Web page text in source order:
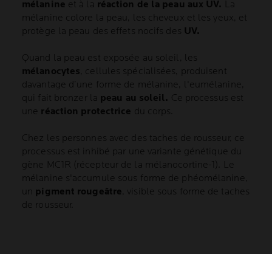
mélanine et à la réaction de la peau aux UV. La
mélanine colore la peau, les cheveux et les yeux, et
protège la peau des effets nocifs des UV.
Quand la peau est exposée au soleil, les
mélanocytes , cellules spécialisées, produisent
davantage d’une forme de mélanine, l'eumélanine,
qui fait bronzer la peau au soleil. Ce processus est
une réaction protectrice du corps.
Chez les personnes avec des taches de rousseur, ce
processus est inhibé par une variante génétique du
gène MC1R (récepteur de la mélanocortine-1). Le
mélanine s'accumule sous forme de phéomélanine,
un pigment rougeâtre , visible sous forme de taches
de rousseur.